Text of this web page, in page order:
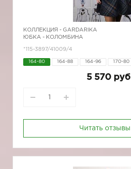
КОЛЛЕКЦИЯ - GARDARIKA
ЮБКА - КОЛОМБИНА
*115-3897/41009/4
164-80 164-88 164-96 170-80
5 570 руб
Читать отзывы